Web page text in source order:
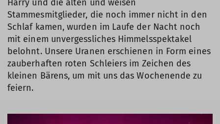
Harry und die alten und weisen
Stammesmitglieder, die noch immer nicht in den
Schlaf kamen, wurden im Laufe der Nacht noch
mit einem unvergessliches Himmelsspektakel
belohnt. Unsere Uranen erschienen in Form eines
zauberhaften roten Schleiers im Zeichen des
kleinen Bärens, um mit uns das Wochenende zu
feiern.